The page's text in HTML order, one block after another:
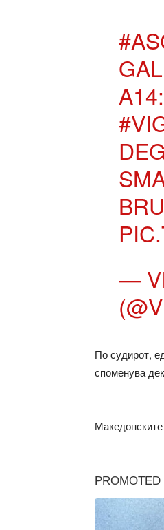
—
По судирот,
споменува